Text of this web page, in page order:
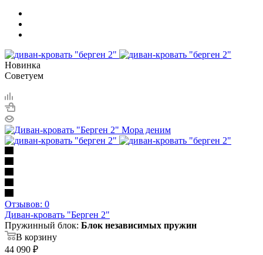
Новинка
Советуем
Отзывов: 0
Диван-кровать "Берген 2"
Пружинный блок: Блок независимых пружин
В корзину
44 090 ₽